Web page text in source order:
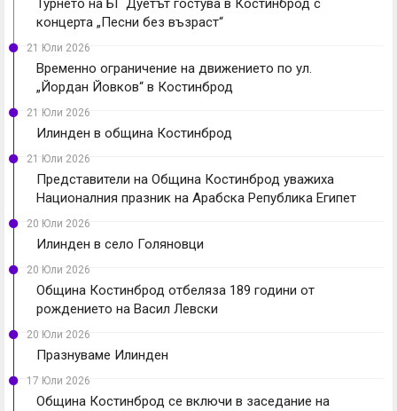
Турнето на БГ Дуетът гостува в Костинброд с
концерта „Песни без възраст“
21 Юли 2026
Временно ограничение на движението по ул.
„Йордан Йовков“ в Костинброд
21 Юли 2026
Илинден в община Костинброд
21 Юли 2026
Представители на Община Костинброд уважиха
Националния празник на Арабска Република Египет
20 Юли 2026
Илинден в село Голяновци
20 Юли 2026
Община Костинброд отбеляза 189 години от
рождението на Васил Левски
20 Юли 2026
Празнуваме Илинден
17 Юли 2026
Община Костинброд се включи в заседание на